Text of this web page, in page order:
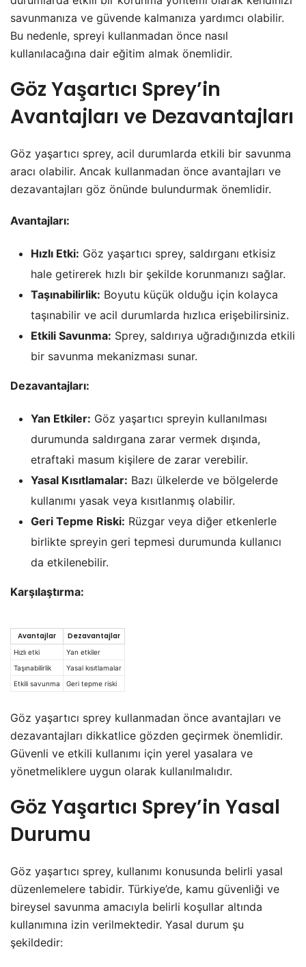
savunmanıza ve güvende kalmanıza yardımcı olabilir.
Bu nedenle, spreyi kullanmadan önce nasıl
kullanılacağına dair eğitim almak önemlidir.
Göz Yaşartıcı Sprey’in
Avantajları ve Dezavantajları
Göz yaşartıcı sprey, acil durumlarda etkili bir savunma
aracı olabilir. Ancak kullanmadan önce avantajları ve
dezavantajları göz önünde bulundurmak önemlidir.
Avantajları:
Hızlı Etki: Göz yaşartıcı sprey, saldırganı etkisiz
hale getirerek hızlı bir şekilde korunmanızı sağlar.
Taşınabilirlik: Boyutu küçük olduğu için kolayca
taşınabilir ve acil durumlarda hızlıca erişebilirsiniz.
Etkili Savunma: Sprey, saldırıya uğradığınızda etkili
bir savunma mekanizması sunar.
Dezavantajları:
Yan Etkiler: Göz yaşartıcı spreyin kullanılması
durumunda saldırgana zarar vermek dışında,
etraftaki masum kişilere de zarar verebilir.
Yasal Kısıtlamalar: Bazı ülkelerde ve bölgelerde
kullanımı yasak veya kısıtlanmış olabilir.
Geri Tepme Riski: Rüzgar veya diğer etkenlerle
birlikte spreyin geri tepmesi durumunda kullanıcı
da etkilenebilir.
Karşılaştırma:
Avantajlar Dezavantajlar
Hızlı etki
Yan etkiler
Taşınabilirlik
Yasal kısıtlamalar
Etkili savunma
Geri tepme riski
Göz yaşartıcı sprey kullanmadan önce avantajları ve
dezavantajları dikkatlice gözden geçirmek önemlidir.
Güvenli ve etkili kullanımı için yerel yasalara ve
yönetmeliklere uygun olarak kullanılmalıdır.
Göz Yaşartıcı Sprey’in Yasal
Durumu
Göz yaşartıcı sprey, kullanımı konusunda belirli yasal
düzenlemelere tabidir. Türkiye’de, kamu güvenliği ve
bireysel savunma amacıyla belirli koşullar altında
kullanımına izin verilmektedir. Yasal durum şu
şekildedir: